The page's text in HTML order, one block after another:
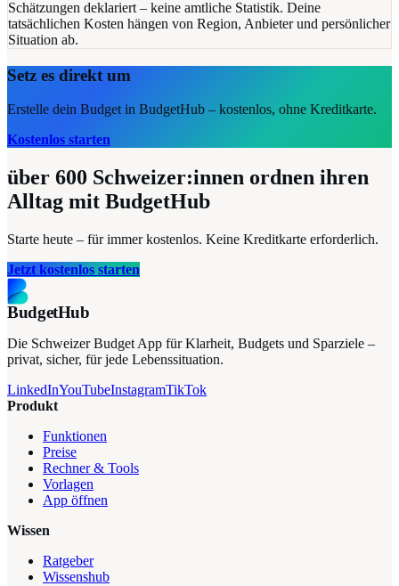
Schätzungen deklariert – keine amtliche Statistik. Deine
tatsächlichen Kosten hängen von Region, Anbieter und persönlicher
Situation ab.
Setz es direkt um
Erstelle dein Budget in BudgetHub – kostenlos, ohne Kreditkarte.
Kostenlos starten
über 600 Schweizer:innen ordnen ihren
Alltag mit BudgetHub
Starte heute – für immer kostenlos. Keine Kreditkarte erforderlich.
Jetzt kostenlos starten
BudgetHub
Die Schweizer Budget App für Klarheit, Budgets und Sparziele –
privat, sicher, für jede Lebenssituation.
LinkedInYouTubeInstagramTikTok
Produkt
Funktionen
Preise
Rechner & Tools
Vorlagen
App öffnen
Wissen
Ratgeber
Wissenshub